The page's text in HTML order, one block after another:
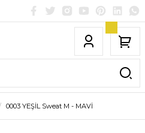
0003 YEŞİL Sweat M - MAVİ